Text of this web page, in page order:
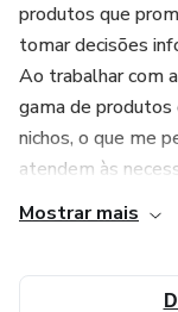
produtos que
tomar decisões
Ao trabalhar com
gama de
nichos, o que me
atendem às
Mostrar mais